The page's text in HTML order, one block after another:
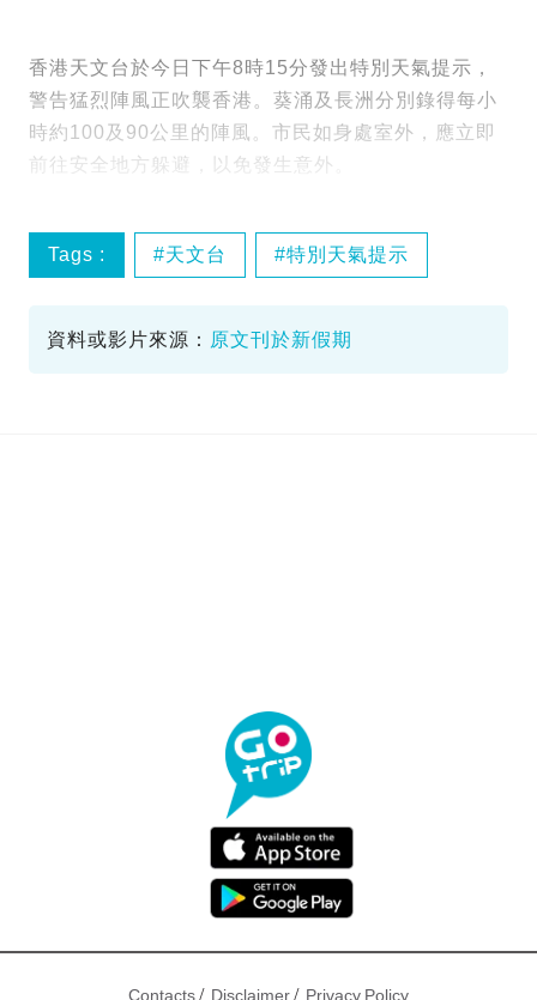
香港天文台於今日下午8時15分發出特別天氣提示，
警告猛烈陣風正吹襲香港。葵涌及長洲分別錄得每小
時約100及90公里的陣風。市民如身處室外，應立即
前往安全地方躲避，以免發生意外。
Tags : 天文台 特別天氣提示
資料或影片來源： 原文刊於新假期
Contacts/ Disclaimer/ Privacy Policy